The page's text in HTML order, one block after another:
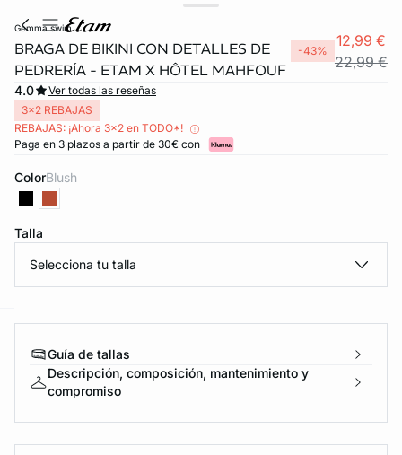
gemma swim
BRAGA DE BIKINI CON DETALLES DE
PEDRERÍA - ETAM X HÔTEL MAHFOUF
-43%
12,99 €
22,99 €
4.0
Ver todas las reseñas
3x2 REBAJAS
REBAJAS: ¡Ahora 3x2 en TODO*!
Paga en 3 plazos a partir de 30€ con
Color blush
Talla
Selecciona tu talla
Guía de tallas
Descripción, composición, mantenimiento y
compromiso